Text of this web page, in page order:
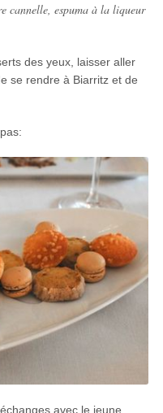
cannelle, espuma à la liqueur
des yeux, laisser aller
se rendre à Biarritz et de
avec le jeune